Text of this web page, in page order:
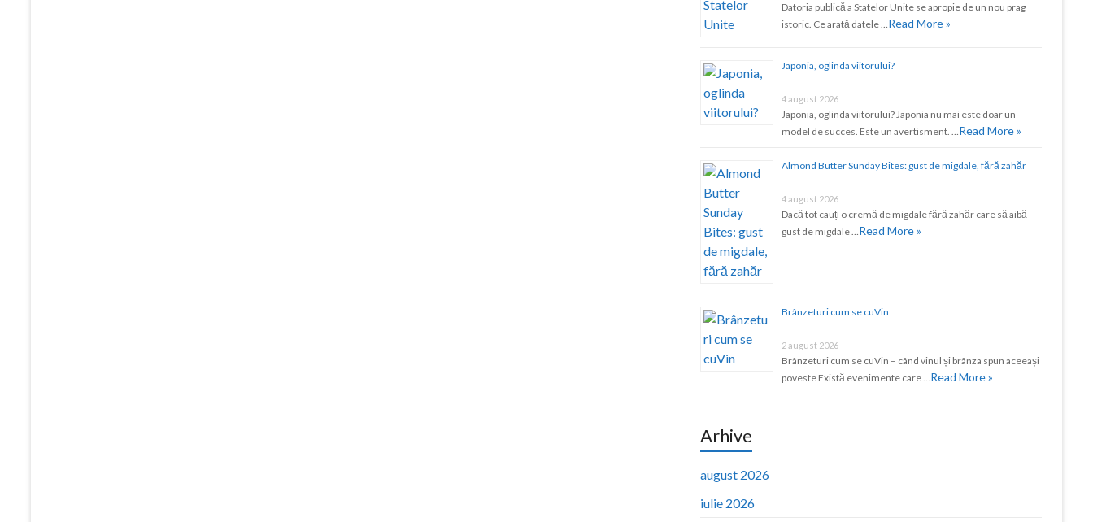
Datoria publică a Statelor Unite se apropie de un nou prag
istoric. Ce arată datele …Read More »
Japonia, oglinda viitorului?
4 august 2026
Japonia, oglinda viitorului? Japonia nu mai este doar un
model de succes. Este un avertisment. …Read More »
Almond Butter Sunday Bites: gust de migdale, fără zahăr
4 august 2026
Dacă tot cauți o cremă de migdale fără zahăr care să aibă
gust de migdale …Read More »
Brânzeturi cum se cuVin
2 august 2026
Brânzeturi cum se cuVin – când vinul și brânza spun aceeași
poveste Există evenimente care …Read More »
Arhive
august 2026
iulie 2026